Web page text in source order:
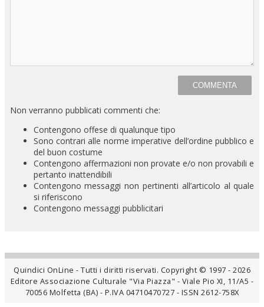
Non verranno pubblicati commenti che:
Contengono offese di qualunque tipo
Sono contrari alle norme imperative dell’ordine pubblico e
del buon costume
Contengono affermazioni non provate e/o non provabili e
pertanto inattendibili
Contengono messaggi non pertinenti all’articolo al quale
si riferiscono
Contengono messaggi pubblicitari
Quindici OnLine - Tutti i diritti riservati. Copyright © 1997 - 2026
Editore Associazione Culturale "Via Piazza" - Viale Pio XI, 11/A5 -
70056 Molfetta (BA) - P.IVA 04710470727 - ISSN 2612-758X